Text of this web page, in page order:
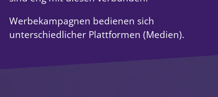
Werbekampagnen bedienen sich
unterschiedlicher Plattformen (Medien).